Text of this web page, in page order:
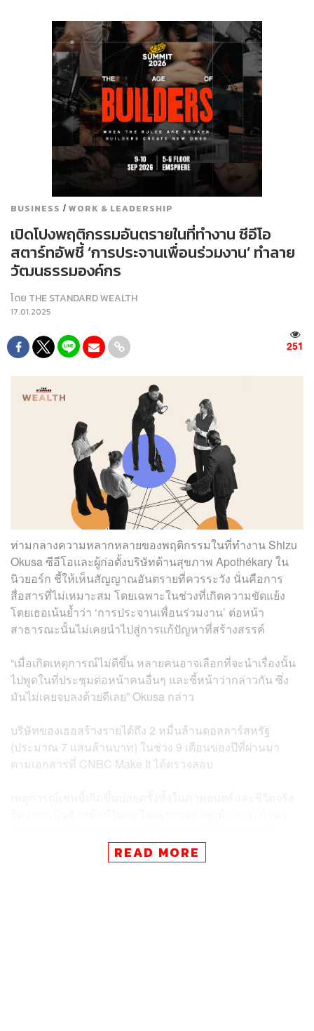
BUSINESS / WORK & LEADERSHIP
เปิดโปงพฤติกรรมอันตรายในที่ทำงาน ซีอีโอ
สตาร์ทอัพชี้ ‘การประจานเพื่อนร่วมงาน’ ทำลาย
วัฒนธรรมองค์กร
โดย THE STANDARD WEALTH
17.01.2025
251
ท่ามกลางความหลากหลายของพฤติกรรมในที่ทำงาน Shizu
Okusa ซีอีโอและผู้ก่อตั้งบริษัทด้านสุขภาพ Apothékary ใน
นิวยอร์ก ชี้ให้เห็นสัญญาณอันตรายที่ควรระวัง นั่นคือการ
สื่อสารที่ไม่เหมาะสม โดยเฉพาะในช่วงที่เกิดความขัดแย้ง
โดยเธอเน้นย้ำว่า ‘การประจานเพื่อนร่วมงาน’ ต่อหน้า
สาธารณะนั้นไม่เคยนำไปสู่การแก้ปัญหาที่สร้างสรรค์
“เมื่อเกิดเหตุการณ์ไม่ดีขึ้น หลายคนอาจเลือกที่จะนำเรื่องนั้น
ไปพูดในที่ประชุมต่อหน้าคนอื่นๆ และชี้หน้าว่ากล่าวกัน ซึ่ง
มันไม่เคยจบลงด้วยดีเลย” Okusa กล่าว
บริษัทของเธอสร้างรายได้ถึง 2 หมื่นล้านดอลลาร์สหรัฐ
(ประมาณ 7 แสนล้านบาท) ในช่วง 9 เดือนของปีที่ผ่านมา
ตามเอกสารที่ CNBC Make It ได้ตรวจสอบ
กลางออฟฟิศเพราะไม่ช่วยงานโปรเจกต์
READ MORE